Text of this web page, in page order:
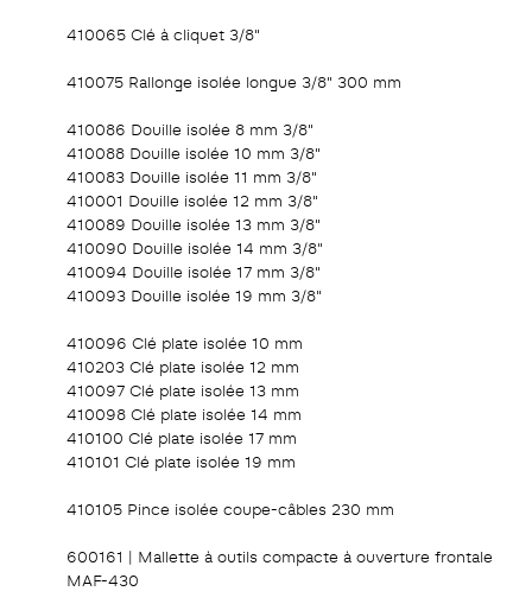
410065 Clé à cliquet 3/8"
410075 Rallonge isolée longue 3/8" 300 mm
410086 Douille isolée 8 mm 3/8"
410088 Douille isolée 10 mm 3/8"
410083 Douille isolée 11 mm 3/8"
410001 Douille isolée 12 mm 3/8"
410089 Douille isolée 13 mm 3/8"
410090 Douille isolée 14 mm 3/8"
410094 Douille isolée 17 mm 3/8"
410093 Douille isolée 19 mm 3/8"
410096 Clé plate isolée 10 mm
410203 Clé plate isolée 12 mm
410097 Clé plate isolée 13 mm
410098 Clé plate isolée 14 mm
410100 Clé plate isolée 17 mm
410101 Clé plate isolée 19 mm
410105 Pince isolée coupe-câbles 230 mm
600161 | Mallette à outils compacte à ouverture frontale
MAF-430